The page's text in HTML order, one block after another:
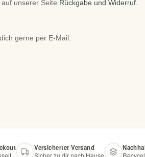
unserer Seite Rückgabe und Widerruf
gerne per E-Mail.
Versicherter Versand